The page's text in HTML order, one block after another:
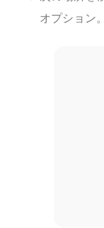
オプション。